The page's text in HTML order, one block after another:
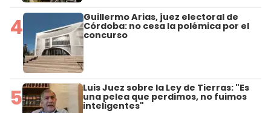
4 Guillermo Arias, juez electoral de
Córdoba: no cesa la polémica por el
concurso
5 Luis Juez sobre la Ley de Tierras: "Es
una pelea que perdimos, no fuimos
inteligentes"